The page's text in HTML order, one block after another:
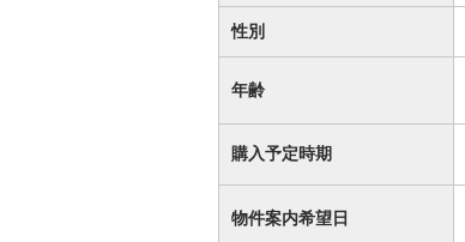
性別
年齢
購入予定時期
物件案内希望日